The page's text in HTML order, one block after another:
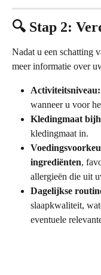
🔍 Stap 2:
Nadat u een schatting
meer informatie over
Activiteitsniveau:
wanneer u voor
Kledingmaat
kledingmaat in.
ingrediënten,
allergieën die uit
Dagelijkse
slaapkwaliteit,
eventuele